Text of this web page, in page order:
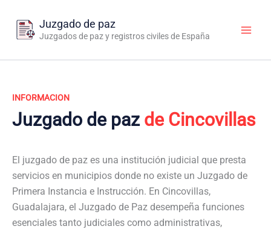
contenido
Juzgado de paz
Juzgados de paz y registros civiles de España
INFORMACION
Juzgado de paz de Cincovillas
El juzgado de paz es una institución judicial que presta
servicios en municipios donde no existe un Juzgado de
Primera Instancia e Instrucción. En Cincovillas,
Guadalajara, el Juzgado de Paz desempeña funciones
esenciales tanto judiciales como administrativas,